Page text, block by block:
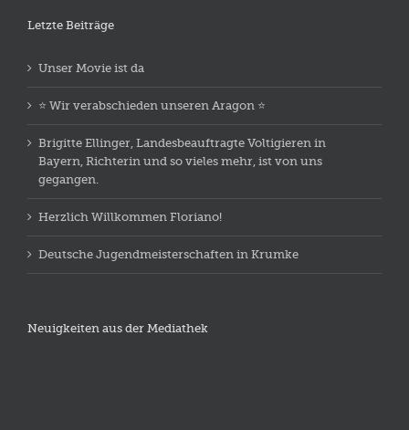
Letzte Beiträge
Unser Movie ist da
⭐️ Wir verabschieden unseren Aragon ⭐️
Brigitte Ellinger, Landesbeauftragte Voltigieren in
Bayern, Richterin und so vieles mehr, ist von uns
gegangen.
Herzlich Willkommen Floriano!
Deutsche Jugendmeisterschaften in Krumke
Neuigkeiten aus der Mediathek